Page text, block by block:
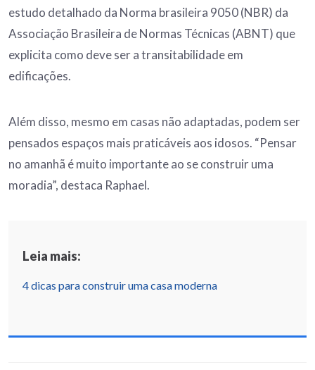
estudo detalhado da Norma brasileira 9050 (NBR) da
Associação Brasileira de Normas Técnicas (ABNT) que
explicita como deve ser a transitabilidade em
edificações.
Além disso, mesmo em casas não adaptadas, podem ser
pensados espaços mais praticáveis aos idosos. “Pensar
no amanhã é muito importante ao se construir uma
moradia”, destaca Raphael.
Leia mais:
4 dicas para construir uma casa moderna